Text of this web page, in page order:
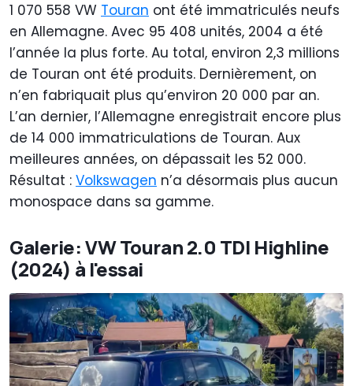
1 070 558 VW Touran ont été immatriculés neufs
en Allemagne. Avec 95 408 unités, 2004 a été
l’année la plus forte. Au total, environ 2,3 millions
de Touran ont été produits. Dernièrement, on
n’en fabriquait plus qu’environ 20 000 par an.
L’an dernier, l’Allemagne enregistrait encore plus
de 14 000 immatriculations de Touran. Aux
meilleures années, on dépassait les 52 000.
Résultat : Volkswagen n’a désormais plus aucun
monospace dans sa gamme.
Galerie: VW Touran 2.0 TDI Highline
(2024) à l'essai